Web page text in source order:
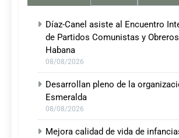
Díaz-Canel asiste al Encuentro
de Partidos Comunistas y
Habana
08/08/2026
Desarrollan pleno de la
Esmeralda
08/08/2026
Mejora calidad de vida de